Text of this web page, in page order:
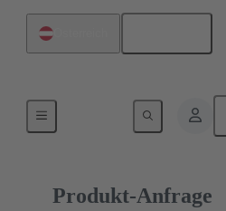
02 02 160 2601
Produkt-Anfrage